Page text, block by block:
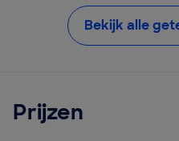
Bekijk alle
Prijzen